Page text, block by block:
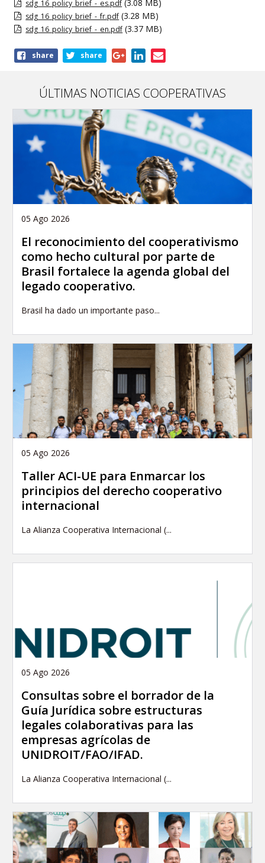
sdg_16_policy_brief_-_es.pdf (3.08 MB)
sdg_16_policy_brief_-_fr.pdf (3.28 MB)
sdg_16_policy_brief_-_en.pdf (3.37 MB)
Shareshare share
ÚLTIMAS NOTICIAS COOPERATIVAS
05 Ago 2026
El reconocimiento del cooperativismo
como hecho cultural por parte de
Brasil fortalece la agenda global del
legado cooperativo.
Brasil ha dado un importante paso...
05 Ago 2026
Taller ACI-UE para Enmarcar los
principios del derecho cooperativo
internacional
La Alianza Cooperativa Internacional (...
05 Ago 2026
Consultas sobre el borrador de la
Guía Jurídica sobre estructuras
legales colaborativas para las
empresas agrícolas de
UNIDROIT/FAO/IFAD.
La Alianza Cooperativa Internacional (...